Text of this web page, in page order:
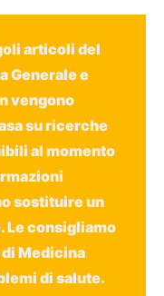
articoli del
Generale e
vengono
su ricerche
al momento
sostituire un
Le consigliamo
Medicina
di salute.